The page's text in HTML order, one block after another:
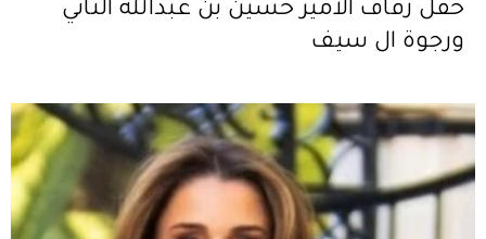
حفل زفاف الأمير حسين بن عبدالله الثاني
ورجوة ال سيف